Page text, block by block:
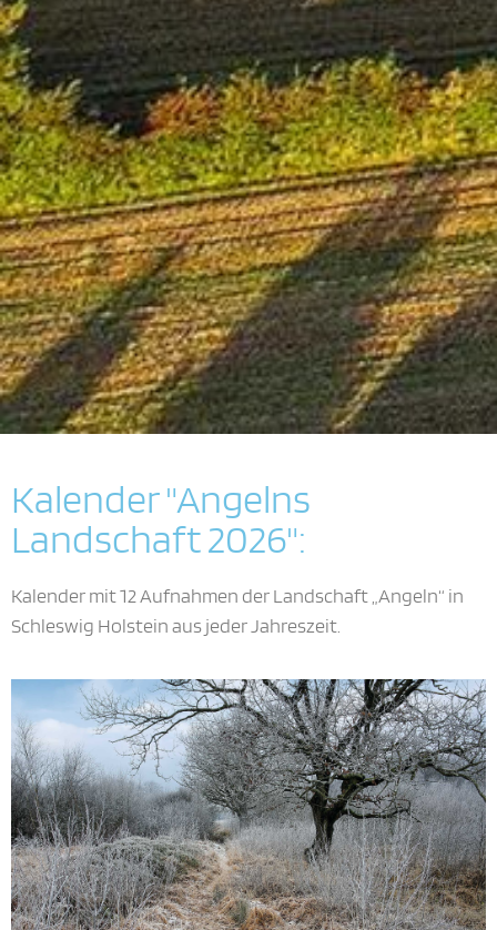
Kalender "Angelns
Landschaft 2026":
Kalender mit 12 Aufnahmen der Landschaft „Angeln“ in
Schleswig Holstein aus jeder Jahreszeit.